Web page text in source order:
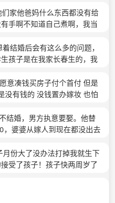
他很失望，说不想与他有任
，后来一天天过去气消了
孩子了，再说他的孩子们长
我自己也很矛盾，留下来吧
又感觉很心疼，很心酸，我
负担，自责自己一辈子，现
才去医生说要破腹产，生下
自己照顾的他妈妈跟本没有
说那的，说我这不好那不
的，他是说给别人听的，我
家他爸妈什么东西都没有给
手啊不知道自己煮啊，我当
次才去医生说要破腹产，生
我自己照顾的他妈妈跟本没
这说那的，说我这不好那不
的，他是说给别人听的，我
结婚后会有这么多的问题，
孩子是在我家长春生的，我
直埋怨我生孩子没在他身
是让着她，也知道刚生完孩
给他钱，要么让我陪她，我
，只要有时间家里的卫生都
这样下去我真的坚持不住
意凑钱买房子付个首付 但是
没有钱的 没钱置办嫁妆 也怕
我父母接妆也能给了 孩子他
家里人也不会再认我这个儿
也有一万多一个月就是还了
妈出面和他们家人谈谈(匿名)
结婚，男方执意要娶。他替
婆婆从嫁人到现在都没出去
过得比什么都扣。压抑，哭
关心我，但是她没主见，被
，现在又说卖掉。老公一定
份大了没办法打掉我就生下
受了孩子！孩子快两周岁了
才能睡！我已经不知道怎么